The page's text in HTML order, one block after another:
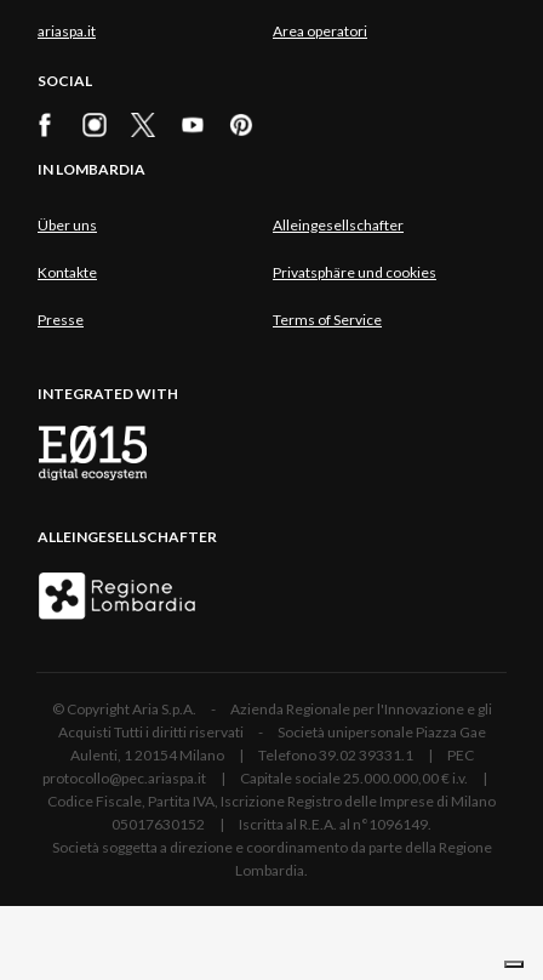
ariaspa.it Area operatori
SOCIAL
IN LOMBARDIA
Über uns Alleingesellschafter
Kontakte Privatsphäre und cookies
Presse Terms of Service
INTEGRATED WITH
ALLEINGESELLSCHAFTER
© Copyright Aria S.p.A. - Azienda Regionale per l'Innovazione e gli
Acquisti Tutti i diritti riservati - Società unipersonale Piazza Gae
Aulenti, 1 20154 Milano | Telefono 39.02 39331.1 | PEC
protocollo@pec.ariaspa.it | Capitale sociale 25.000.000,00 € i.v. |
Codice Fiscale, Partita IVA, Iscrizione Registro delle Imprese di Milano
05017630152 | Iscritta al R.E.A. al n°1096149.
Società soggetta a direzione e coordinamento da parte della Regione
Lombardia.